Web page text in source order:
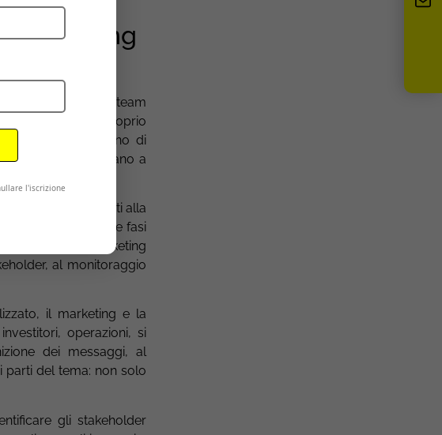
marketing
chi fa cosa. Il team
chiaramente il proprio
all’interno di
cosa spettano a
dedicati alla
soprattutto nelle fasi
questi casi il marketing
al monitoraggio
il marketing e la
operazioni, si
dei messaggi, al
parti del tema: non solo
gli stakeholder